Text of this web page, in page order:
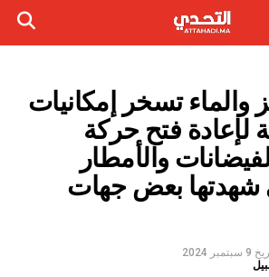
والماء تسخر إمكانيات
لإعادة فتح حركة
والأمطار
شهدتها بعض جهات
9 سبتمبر 2024